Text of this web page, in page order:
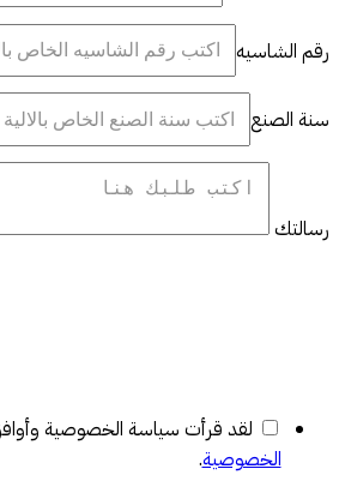
رقم الشاسيه
سنة الصنع
رسالتك
لقد قرأت سياسة الخصوصية
الخصوصية.